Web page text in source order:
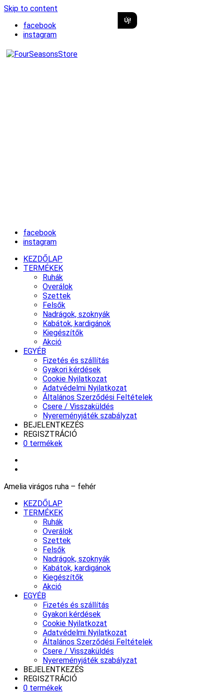
Skip to content
facebook
instagram
facebook
instagram
KEZDŐLAP
TERMÉKEK
Ruhák
Overálok
Szettek
Felsők
Nadrágok, szoknyák
Kabátok, kardigánok
Kiegészítők
Akció
EGYÉB
Fizetés és szállítás
Gyakori kérdések
Cookie Nyilatkozat
Adatvédelmi Nyilatkozat
Általános Szerződési Feltételek
Csere / Visszaküldés
Nyereményjáték szabályzat
BEJELENTKEZÉS
REGISZTRÁCIÓ
0 termékek
Amelia virágos ruha – fehér
KEZDŐLAP
TERMÉKEK
Ruhák
Overálok
Szettek
Felsők
Nadrágok, szoknyák
Kabátok, kardigánok
Kiegészítők
Akció
EGYÉB
Fizetés és szállítás
Gyakori kérdések
Cookie Nyilatkozat
Adatvédelmi Nyilatkozat
Általános Szerződési Feltételek
Csere / Visszaküldés
Nyereményjáték szabályzat
BEJELENTKEZÉS
REGISZTRÁCIÓ
0 termékek
Új!